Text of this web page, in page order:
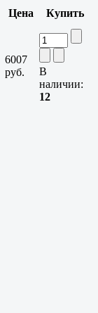
Цена Купить
6007
руб.
В
наличии:
12